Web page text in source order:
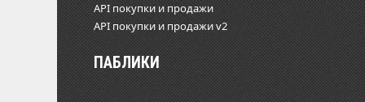
API покупки и продажи
API покупки и продажи v2
ПАБЛИКИ